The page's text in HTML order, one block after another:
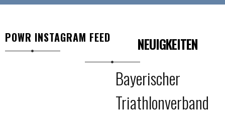
POWR INSTAGRAM FEED NEUIGKEITEN
Bayerischer
Triathlonverband